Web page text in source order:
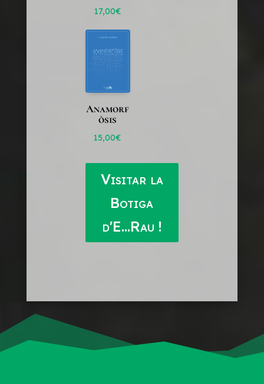
17,00€
Anamorf
òsis
15,00€
Visitar la
Botiga
d'E...Rau !